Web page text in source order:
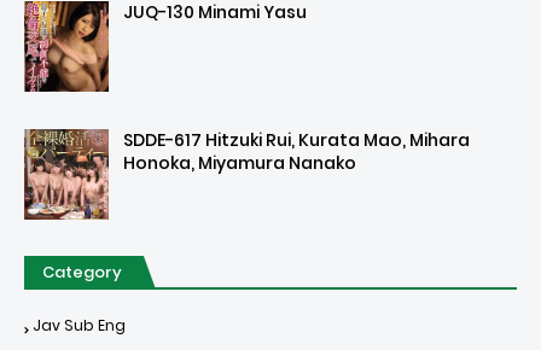
JUQ-130 Minami Yasu
SDDE-617 Hitzuki Rui, Kurata Mao, Mihara
Honoka, Miyamura Nanako
Category
Jav Sub Eng